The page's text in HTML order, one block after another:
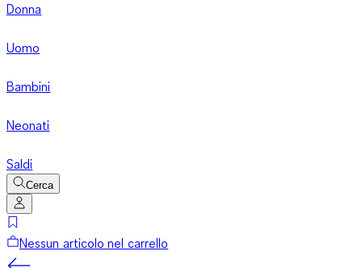
Donna
Uomo
Bambini
Neonati
Saldi
Cerca
Nessun articolo nel carrello